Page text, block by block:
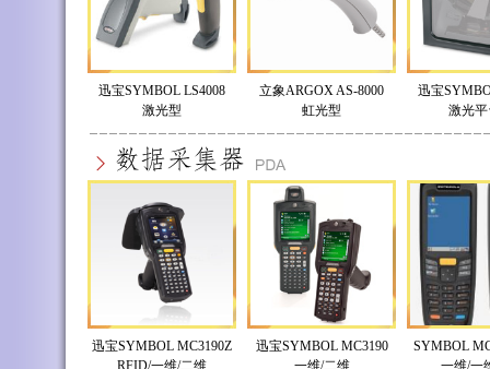
迅宝SYMBOL LS4008
激光型
立象ARGOX AS-8000
虹光型
迅宝
激光
迅宝SYMBOL MC3190Z
RFID/一维/二维
迅宝SYMBOL MC3190
一维/二维
SYMBOL
一维/一